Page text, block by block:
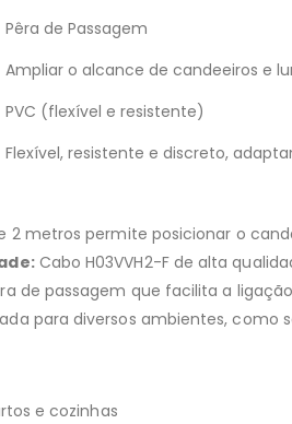
Pêra de Passagem
Ampliar o alcance de candeeiros e
PVC (flexível e resistente)
Flexível, resistente e discreto,
2 metros permite posicionar o
Cabo H03VVH2-F de alta
de passagem que facilita a
para diversos ambientes, como
e cozinhas